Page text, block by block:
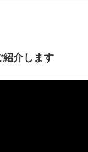
紹介します